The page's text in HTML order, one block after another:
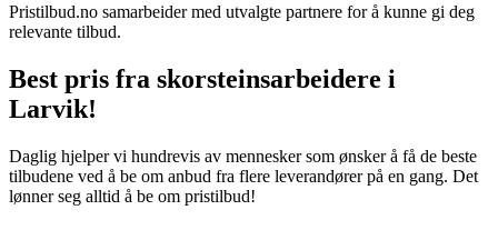
Pristilbud.no samarbeider med utvalgte partnere for å kunne gi deg
relevante tilbud.
Best pris fra skorsteinsarbeidere i
Larvik!
Daglig hjelper vi hundrevis av mennesker som ønsker å få de beste
tilbudene ved å be om anbud fra flere leverandører på en gang. Det
lønner seg alltid å be om pristilbud!